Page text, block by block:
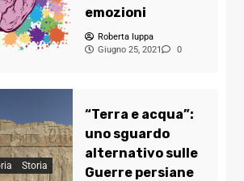
emozioni
Roberta Iuppa
Giugno 25, 2021
0
Storia
“Terra e acqua”:
uno sguardo
alternativo sulle
Guerre persiane